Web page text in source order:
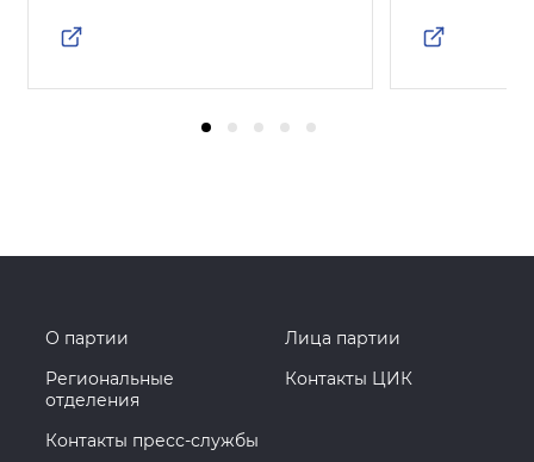
О партии
Лица партии
Региональные
отделения
Контакты ЦИК
Контакты пресс-службы